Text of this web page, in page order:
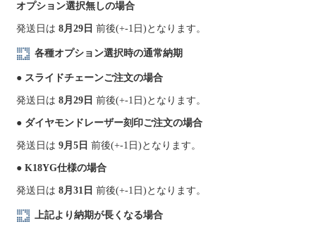
オプション選択無しの場合
発送日は 8月29日 前後(+-1日)となります。
各種オプション選択時の通常納期
● スライドチェーンご注文の場合
発送日は 8月29日 前後(+-1日)となります。
● ダイヤモンドレーザー刻印ご注文の場合
発送日は 9月5日 前後(+-1日)となります。
● K18YG仕様の場合
発送日は 8月31日 前後(+-1日)となります。
上記より納期が長くなる場合